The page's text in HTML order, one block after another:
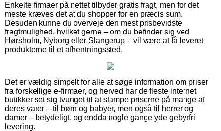
Enkelte firmaer på nettet tilbyder gratis fragt, men for det
meste kræves det at du shopper for en præcis sum.
Desuden kunne du overveje den mest prisbevidste
fragtmulighed, hvilket gerne – om du befinder sig ved
Hørsholm, Nyborg eller Slangerup – vil være at få leveret
produkterne til et afhentningssted.
Det er vældig simpelt for alle at søge information om priser
fra forskellige e-firmaer, og herved har de fleste internet
butikker set sig tvunget til at stampe priserne på mange af
deres varer – til børn og babyer, men også til herrer og
damer – betydeligt, og endda nogle gange yde gebyrfri
levering.